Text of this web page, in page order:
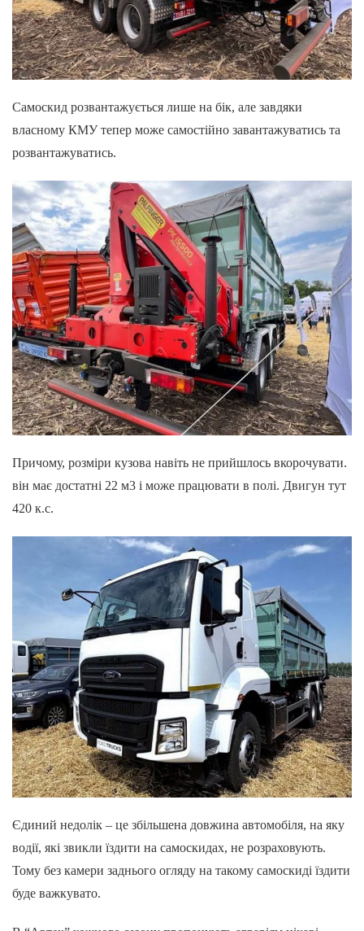
Самоскид розвантажується лише на бік, але завдяки
власному КМУ тепер може самостійно завантажуватись та
розвантажуватись.
Причому, розміри кузова навіть не прийшлось вкорочувати.
він має достатні 22 м3 і може працювати в полі. Двигун тут
420 к.с.
Єдиний недолік – це збільшена довжина автомобіля, на яку
водії, які звикли їздити на самоскидах, не розраховують.
Тому без камери заднього огляду на такому самоскиді їздити
буде важкувато.